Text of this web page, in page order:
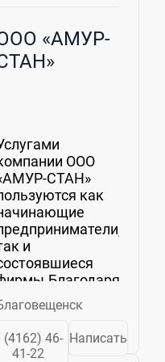
«АМУР-
ООО
СТАН»
как
и
из
и удачному
(4162) 46-
41-22
Написать